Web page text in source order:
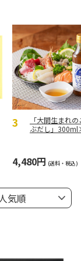
「大間生まれ
ぶだし」
4,480円 (送料・税込)